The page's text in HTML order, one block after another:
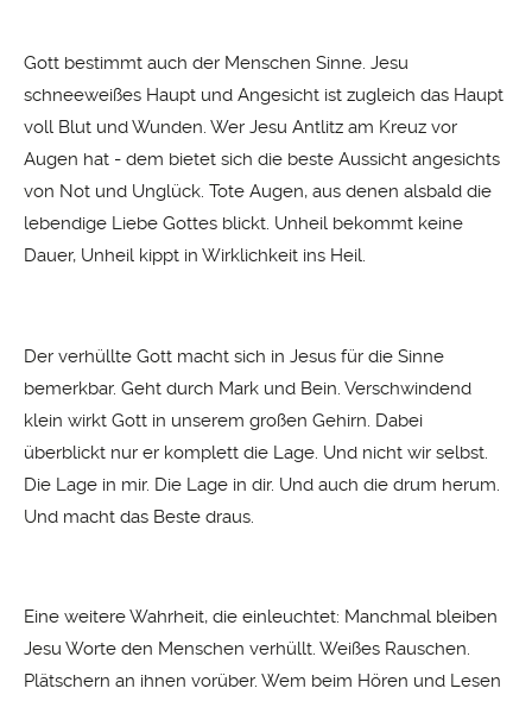
Gott bestimmt auch der Menschen Sinne. Jesu
schneeweißes Haupt und Angesicht ist zugleich das Haupt
voll Blut und Wunden. Wer Jesu Antlitz am Kreuz vor
Augen hat - dem bietet sich die beste Aussicht angesichts
von Not und Unglück. Tote Augen, aus denen alsbald die
lebendige Liebe Gottes blickt. Unheil bekommt keine
Dauer, Unheil kippt in Wirklichkeit ins Heil.
Der verhüllte Gott macht sich in Jesus für die Sinne
bemerkbar. Geht durch Mark und Bein. Verschwindend
klein wirkt Gott in unserem großen Gehirn. Dabei
überblickt nur er komplett die Lage. Und nicht wir selbst.
Die Lage in mir. Die Lage in dir. Und auch die drum herum.
Und macht das Beste draus.
Eine weitere Wahrheit, die einleuchtet: Manchmal bleiben
Jesu Worte den Menschen verhüllt. Weißes Rauschen.
Plätschern an ihnen vorüber. Wem beim Hören und Lesen